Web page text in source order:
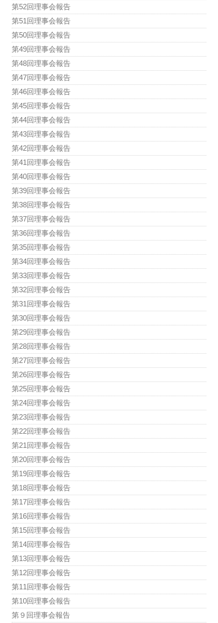
第52回理事会報告
第51回理事会報告
第50回理事会報告
第49回理事会報告
第48回理事会報告
第47回理事会報告
第46回理事会報告
第45回理事会報告
第44回理事会報告
第43回理事会報告
第42回理事会報告
第41回理事会報告
第40回理事会報告
第39回理事会報告
第38回理事会報告
第37回理事会報告
第36回理事会報告
第35回理事会報告
第34回理事会報告
第33回理事会報告
第32回理事会報告
第31回理事会報告
第30回理事会報告
第29回理事会報告
第28回理事会報告
第27回理事会報告
第26回理事会報告
第25回理事会報告
第24回理事会報告
第23回理事会報告
第22回理事会報告
第21回理事会報告
第20回理事会報告
第19回理事会報告
第18回理事会報告
第17回理事会報告
第16回理事会報告
第15回理事会報告
第14回理事会報告
第13回理事会報告
第12回理事会報告
第11回理事会報告
第10回理事会報告
第９回理事会報告